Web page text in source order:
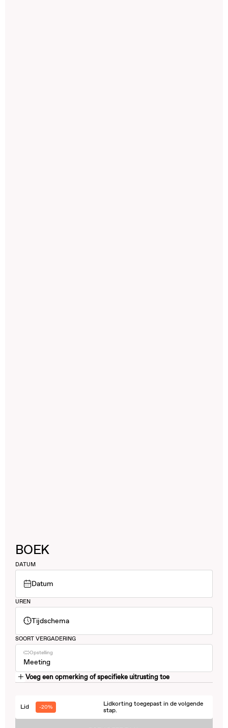
BOEK
DATUM
Datum
UREN
Tijdschema
SOORT VERGADERING
Opstelling
Meeting
Voeg een opmerking of specifieke uitrusting toe
Lid -20%
Lidkorting toegepast in de volgende
stap.